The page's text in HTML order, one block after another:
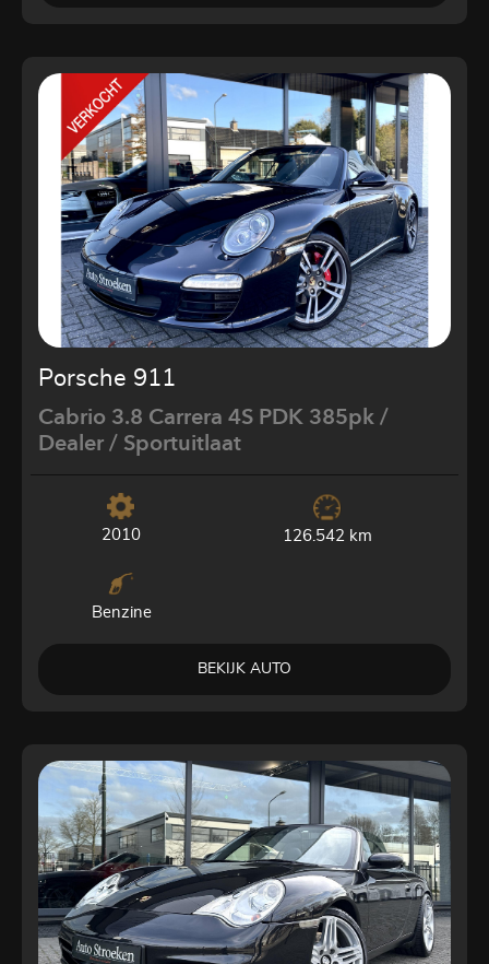
Porsche 911
Cabrio 3.8 Carrera 4S PDK 385pk /
Dealer / Sportuitlaat
2010 126.542 km
Benzine
BEKIJK AUTO